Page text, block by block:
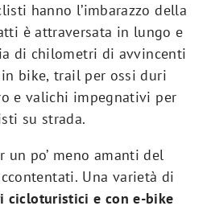
hanno l’imbarazzo della
è attraversata in lungo e
di chilometri di avvincenti
bike, trail per ossi duri
e valichi impegnativi per
su strada.
un po’ meno amanti del
Una varietà di
cicloturistici e con e-bike